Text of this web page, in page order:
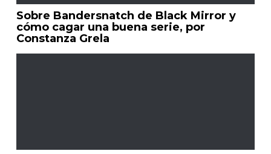
Sobre Bandersnatch de Black Mirror y
cómo cagar una buena serie, por
Constanza Grela